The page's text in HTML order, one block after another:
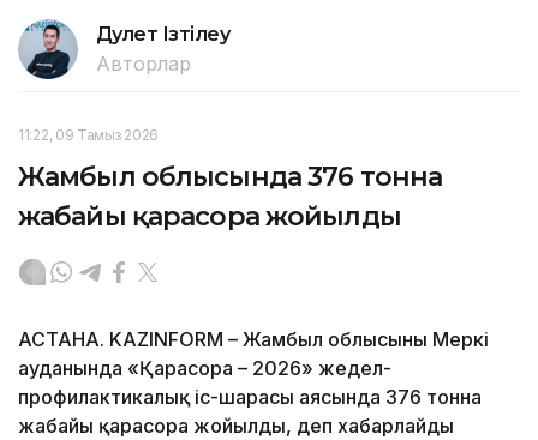
Дәулет Ізтілеу
Авторлар
11:22, 09 Тамыз 2026
Жамбыл облысында 376 тонна
жабайы қарасора жойылды
АСТАНА. KAZINFORM – Жамбыл облысының Меркі
ауданында «Қарасора – 2026» жедел-
профилактикалық іс-шарасы аясында 376 тонна
жабайы қарасора жойылды, деп хабарлайды